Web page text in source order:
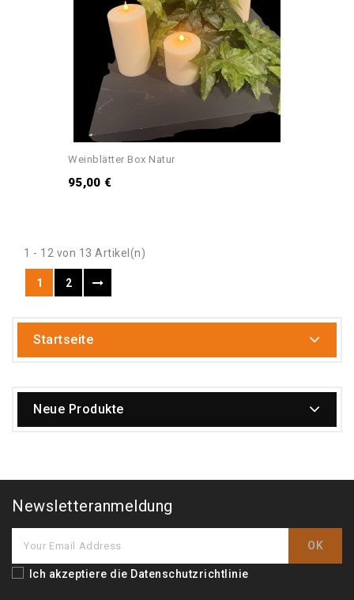
Weinblätter Box Natur
95,00 €
1 - 12 von 13 Artikel(n)
1 2
Startseite
Neue Produkte
Newsletteranmeldung
Ich akzeptiere die Datenschutzrichtlinie